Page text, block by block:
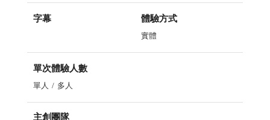
字幕 體驗方式
實體
單次體驗人數
單人 多人
主創團隊